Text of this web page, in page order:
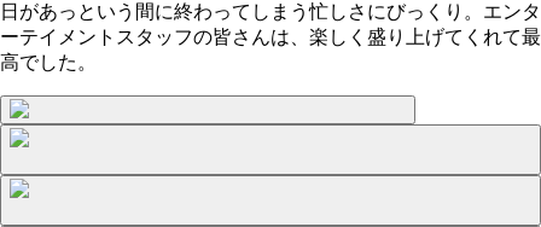
日があっという間に終わってしまう忙しさにびっくり。エンタ
ーテイメントスタッフの皆さんは、楽しく盛り上げてくれて最
高でした。